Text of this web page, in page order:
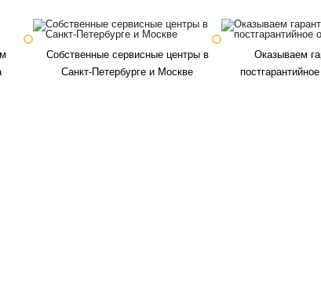
Собственные сервисные центры в
Санкт-Петербурге и Москве
Оказываем